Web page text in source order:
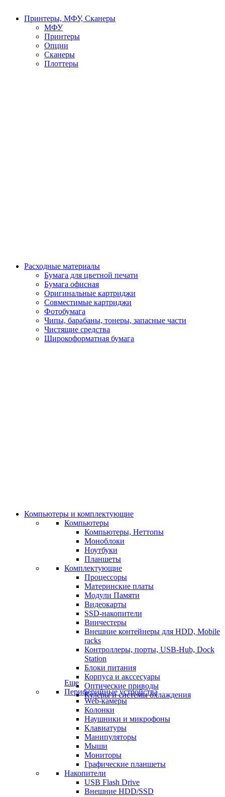
Принтеры, МФУ, Сканеры
МФУ
Принтеры
Опции
Сканеры
Плоттеры
Расходные материалы
Бумага для цветной печати
Бумага офисная
Оригинальные картриджи
Совместимые картриджи
Фотобумага
Чипы, барабаны, тонеры, запасные части
Чистящие средства
Широкоформатная бумага
Компьютеры и комплектующие
Компьютеры
Компьютеры, Неттопы
Моноблоки
Ноутбуки
Планшеты
Комплектующие
Процессоры
Материнские платы
Модули Памяти
Видеокарты
SSD-накопители
Винчестеры
Внешние контейнеры для HDD, Mobile
racks
Контроллеры, порты, USB-Hub, Dock
Station
Блоки питания
Корпуса и акссесуары
Оптические приводы
Кулеры и системы охлаждения
Еще
Периферийные устройства
Web-камеры
Колонки
Наушники и микрофоны
Клавиатуры
Манипуляторы
Мыши
Мониторы
Графические планшеты
Накопители
USB Flash Drive
Внешние HDD/SSD